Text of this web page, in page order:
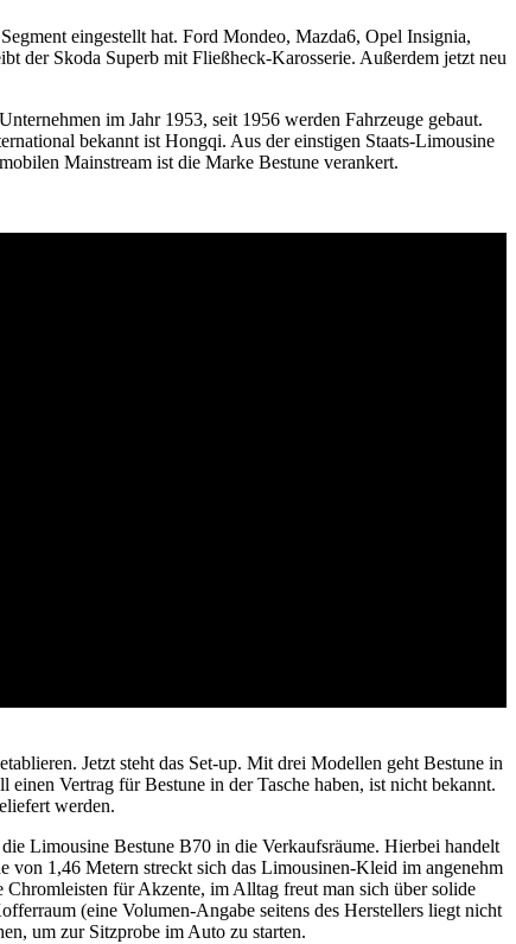
eingestellt hat. Ford Mondeo, Mazda6, Opel Insignia,
der Skoda Superb mit Fließheck-Karosserie. Außerdem jetzt neu
im Jahr 1953, seit 1956 werden Fahrzeuge gebaut.
bekannt ist Hongqi. Aus der einstigen Staats-Limousine
Mainstream ist die Marke Bestune verankert.
Jetzt steht das Set-up. Mit drei Modellen geht Bestune in
Vertrag für Bestune in der Tasche haben, ist nicht bekannt.
werden.
Limousine Bestune B70 in die Verkaufsräume. Hierbei handelt
1,46 Metern streckt sich das Limousinen-Kleid im angenehm
Chromleisten für Akzente, im Alltag freut man sich über solide
(eine Volumen-Angabe seitens des Herstellers liegt nicht
um zur Sitzprobe im Auto zu starten.